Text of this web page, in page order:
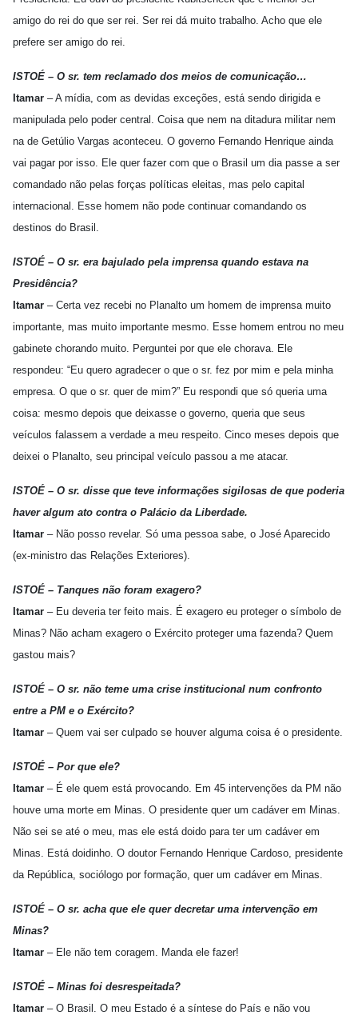
amigo do rei do que ser rei. Ser rei dá muito trabalho. Acho que ele
prefere ser amigo do rei.
ISTOÉ – O sr. tem reclamado dos meios de comunicação…
Itamar – A mídia, com as devidas exceções, está sendo dirigida e
manipulada pelo poder central. Coisa que nem na ditadura militar nem
na de Getúlio Vargas aconteceu. O governo Fernando Henrique ainda
vai pagar por isso. Ele quer fazer com que o Brasil um dia passe a ser
comandado não pelas forças políticas eleitas, mas pelo capital
internacional. Esse homem não pode continuar comandando os
destinos do Brasil.
ISTOÉ – O sr. era bajulado pela imprensa quando estava na
Presidência?
Itamar – Certa vez recebi no Planalto um homem de imprensa muito
importante, mas muito importante mesmo. Esse homem entrou no meu
gabinete chorando muito. Perguntei por que ele chorava. Ele
respondeu: “Eu quero agradecer o que o sr. fez por mim e pela minha
empresa. O que o sr. quer de mim?” Eu respondi que só queria uma
coisa: mesmo depois que deixasse o governo, queria que seus
veículos falassem a verdade a meu respeito. Cinco meses depois que
deixei o Planalto, seu principal veículo passou a me atacar.
ISTOÉ – O sr. disse que teve informações sigilosas de que poderia
haver algum ato contra o Palácio da Liberdade.
Itamar – Não posso revelar. Só uma pessoa sabe, o José Aparecido
(ex-ministro das Relações Exteriores).
ISTOÉ – Tanques não foram exagero?
Itamar – Eu deveria ter feito mais. É exagero eu proteger o símbolo de
Minas? Não acham exagero o Exército proteger uma fazenda? Quem
gastou mais?
ISTOÉ – O sr. não teme uma crise institucional num confronto
entre a PM e o Exército?
Itamar – Quem vai ser culpado se houver alguma coisa é o presidente.
ISTOÉ – Por que ele?
Itamar – É ele quem está provocando. Em 45 intervenções da PM não
houve uma morte em Minas. O presidente quer um cadáver em Minas.
Não sei se até o meu, mas ele está doido para ter um cadáver em
Minas. Está doidinho. O doutor Fernando Henrique Cardoso, presidente
da República, sociólogo por formação, quer um cadáver em Minas.
ISTOÉ – O sr. acha que ele quer decretar uma intervenção em
Minas?
Itamar – Ele não tem coragem. Manda ele fazer!
ISTOÉ – Minas foi desrespeitada?
Itamar – O Brasil. O meu Estado é a síntese do País e não vou